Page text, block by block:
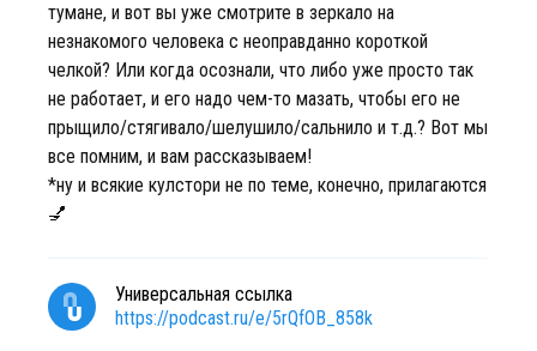
тумане, и вот вы уже смотрите в зеркало на
незнакомого человека с неоправданно короткой
челкой? Или когда осознали, что либо уже просто так
не работает, и его надо чем-то мазать, чтобы его не
прыщило/стягивало/шелушило/сальнило и т.д.? Вот мы
все помним, и вам рассказываем!
*ну и всякие кулстори не по теме, конечно, прилагаются
💅
Универсальная ссылка
https://podcast.ru/e/5rQfOB_858k